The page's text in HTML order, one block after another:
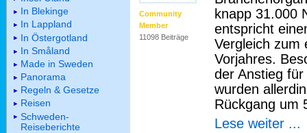
Community
Member
11098 Beiträge
knapp 31.000
entspricht
Vergleich zum
Vorjahres.
der Anstieg
wurden
Rückgang um
Lese weiter ...
In Blekinge
In Lappland
In Östergotland
In Småland
Made in Sweden
Panorama
Regeln & Gesetze
Reisen
Schweden-
Reiseberichte